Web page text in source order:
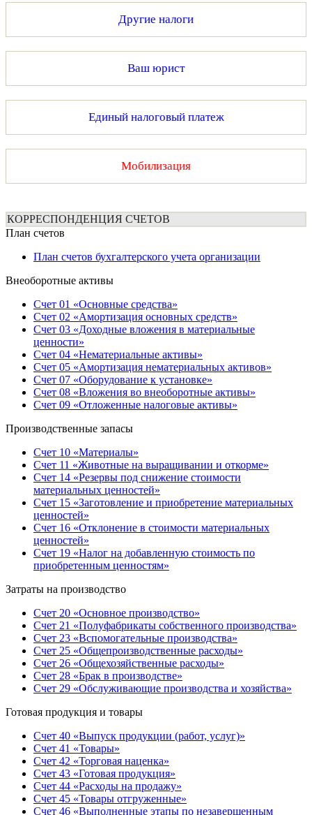
Другие налоги
Ваш юрист
Единый налоговый платеж
Мобилизация
КОРРЕСПОНДЕНЦИЯ СЧЕТОВ
План счетов
План счетов бухгалтерского учета организации
Внеоборотные активы
Счет 01 «Основные средства»
Счет 02 «Амортизация основных средств»
Счет 03 «Доходные вложения в материальные
ценности»
Счет 04 «Нематериальные активы»
Счет 05 «Амортизация нематериальных активов»
Счет 07 «Оборудование к установке»
Счет 08 «Вложения во внеоборотные активы»
Счет 09 «Отложенные налоговые активы»
Производственные запасы
Счет 10 «Материалы»
Счет 11 «Животные на выращивании и откорме»
Счет 14 «Резервы под снижение стоимости
материальных ценностей»
Счет 15 «Заготовление и приобретение материальных
ценностей»
Счет 16 «Отклонение в стоимости материальных
ценностей»
Счет 19 «Налог на добавленную стоимость по
приобретенным ценностям»
Затраты на производство
Счет 20 «Основное производство»
Счет 21 «Полуфабрикаты собственного производства»
Счет 23 «Вспомогательные производства»
Счет 25 «Общепроизводственные расходы»
Счет 26 «Общехозяйственные расходы»
Счет 28 «Брак в производстве»
Счет 29 «Обслуживающие производства и хозяйства»
Готовая продукция и товары
Счет 40 «Выпуск продукции (работ, услуг)»
Счет 41 «Товары»
Счет 42 «Торговая наценка»
Счет 43 «Готовая продукция»
Счет 44 «Расходы на продажу»
Счет 45 «Товары отгруженные»
Счет 46 «Выполненные этапы по незавершенным